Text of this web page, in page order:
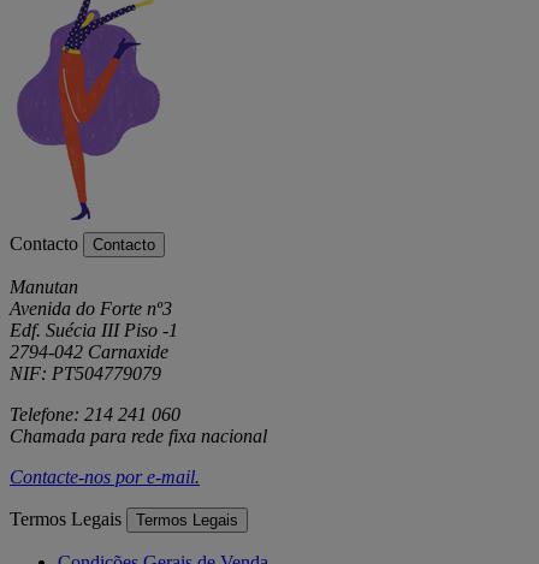
Contacto Contacto
Manutan
Avenida do Forte nº3
Edf. Suécia III Piso -1
2794-042 Carnaxide
NIF: PT504779079
Telefone: 214 241 060
Chamada para rede fixa nacional
Contacte-nos pore-mail.
Termos Legais Termos Legais